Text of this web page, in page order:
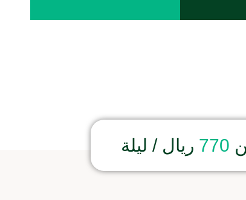
770 ريال / ليلة